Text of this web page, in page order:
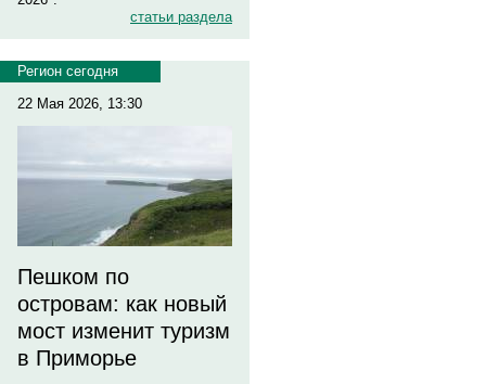
статьи раздела
Регион сегодня
22 Мая 2026, 13:30
Пешком по
островам: как новый
мост изменит туризм
в Приморье